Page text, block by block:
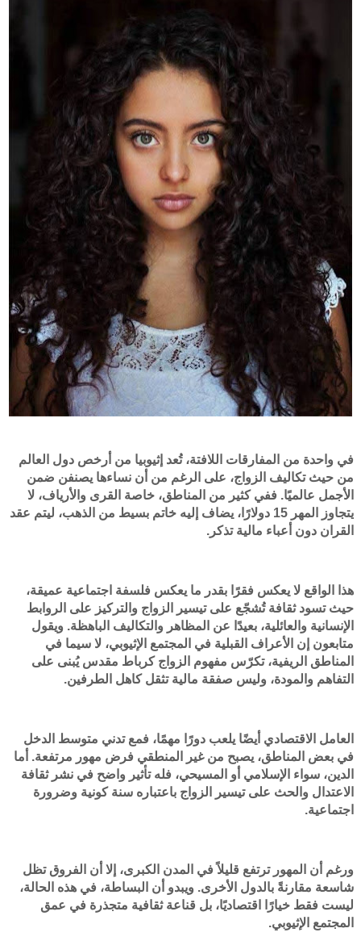
في واحدة من المفارقات اللافتة، تُعد إثيوبيا من أرخص دول العالم
من حيث تكاليف الزواج، على الرغم من أن نساءها يصنفن ضمن
الأجمل عالميًا. ففي كثير من المناطق، خاصة القرى والأرياف، لا
يتجاوز المهر 15 دولارًا، يضاف إليه خاتم بسيط من الذهب، ليتم عقد
القران دون أعباء مالية تذكر.
هذا الواقع لا يعكس فقرًا بقدر ما يعكس فلسفة اجتماعية عميقة،
حيث تسود ثقافة تُشجّع على تيسير الزواج والتركيز على الروابط
الإنسانية والعائلية، بعيدًا عن المظاهر والتكاليف الباهظة. ويقول
متابعون إن الأعراف القبلية في المجتمع الإثيوبي، لا سيما في
المناطق الريفية، تكرّس مفهوم الزواج كرباط مقدس يُبنى على
التفاهم والمودة، وليس صفقة مالية تثقل كاهل الطرفين.
العامل الاقتصادي أيضًا يلعب دورًا مهمًا، فمع تدني متوسط الدخل
في بعض المناطق، يصبح من غير المنطقي فرض مهور مرتفعة. أما
الدين، سواء الإسلامي أو المسيحي، فله تأثير واضح في نشر ثقافة
الاعتدال والحث على تيسير الزواج باعتباره سنة كونية وضرورة
اجتماعية.
ورغم أن المهور ترتفع قليلاً في المدن الكبرى، إلا أن الفروق تظل
شاسعة مقارنةً بالدول الأخرى. ويبدو أن البساطة، في هذه الحالة،
ليست فقط خيارًا اقتصاديًا، بل قناعة ثقافية متجذرة في عمق
المجتمع الإثيوبي.